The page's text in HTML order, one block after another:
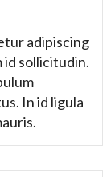
adipiscing
id sollicitudin.
In id ligula